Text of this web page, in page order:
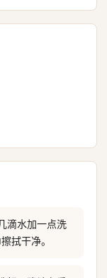
滴水加一点洗
拭干净。